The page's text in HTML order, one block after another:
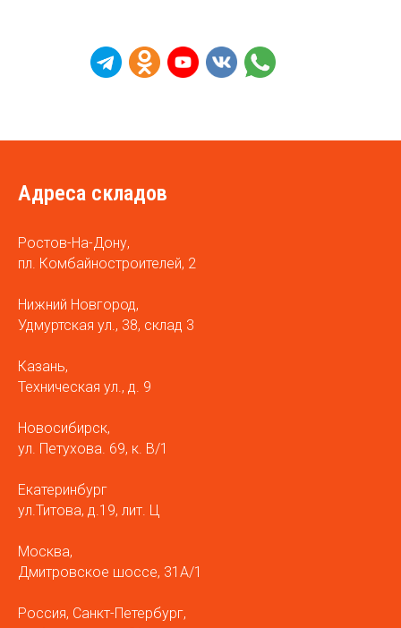
Адреса складов
Ростов-На-Дону,
пл. Комбайностроителей, 2
Нижний Новгород,
Удмуртская ул., 38, склад 3
Казань,
Техническая ул., д. 9
Новосибирск,
ул. Петухова. 69, к. В/1
Екатеринбург
ул.Титова, д.19, лит. Ц
Москва,
Дмитровское шоссе, 31А/1
Россия, Санкт-Петербург,